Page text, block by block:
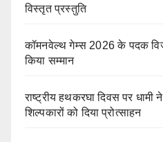
विस्तृत प्रस्तुति
कॉमनवेल्थ गेम्स 2026 के पदक
किया सम्मान
राष्ट्रीय हथकरघा दिवस पर धामी
शिल्पकारों को दिया प्रोत्साहन